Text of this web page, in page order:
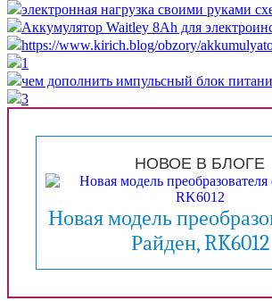
электронная нагрузка своими руками
Аккумулятор Waitley 8Ah для
https://www.kirich.blog/obzory/
1
чем дополнить импульсный блок
3
НОВОЕ В БЛОГЕ
Новая модель
Райден, RK6012